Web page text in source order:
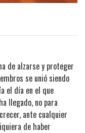
de alzarse y proteger
se unió siendo
el día en el que
llegado, no para
ante cualquier
de haber